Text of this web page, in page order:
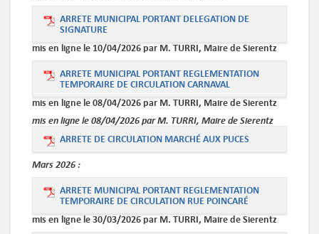
ARRETE MUNICIPAL PORTANT DELEGATION DE
SIGNATURE
mis en ligne le 10/04/2026 par M. TURRI, Maire de Sierentz
ARRETE MUNICIPAL PORTANT REGLEMENTATION
TEMPORAIRE DE CIRCULATION CARNAVAL
mis en ligne le 08/04/2026 par M. TURRI, Maire de Sierentz
ARRETE DE CIRCULATION MARCHÉ AUX PUCES
mis en ligne le 08/04/2026 par M. TURRI, Maire de Sierentz
Mars2026 :
ARRETE MUNICIPAL PORTANT REGLEMENTATION
TEMPORAIRE DE CIRCULATION RUE POINCARÉ
mis en ligne le 30/03/2026 par M. TURRI, Maire de Sierentz